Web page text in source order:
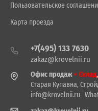
Пользовательское
Карта проезда
+7(495) 133 7630
zakaz@krovelnii.ru
Офис продаж+ Склад
Старая Купавна,
info@krovelnii.ru